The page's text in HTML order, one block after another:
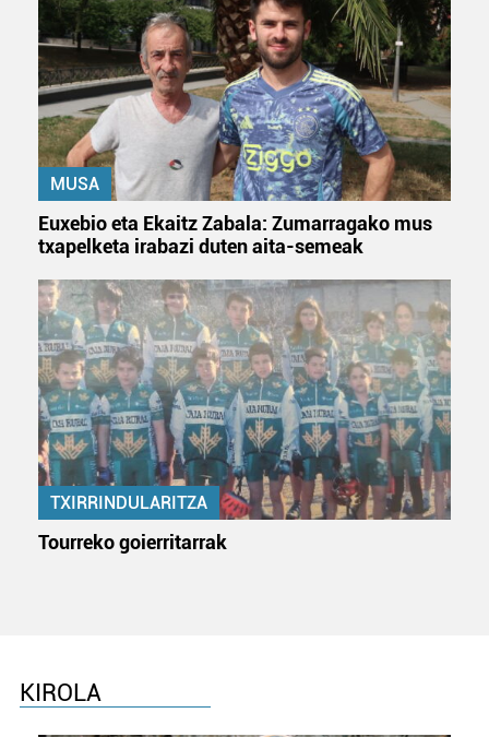
MUSA
Euxebio eta Ekaitz Zabala: Zumarragako mus
txapelketa irabazi duten aita-semeak
TXIRRINDULARITZA
Tourreko goierritarrak
KIROLA